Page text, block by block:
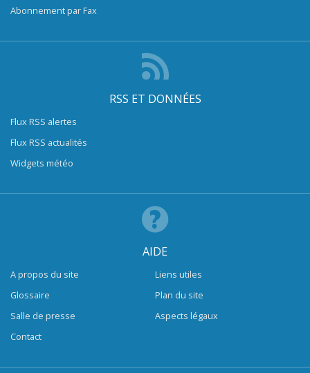
Abonnement par Fax
RSS ET DONNÉES
Flux RSS alertes
Flux RSS actualités
Widgets météo
AIDE
A propos du site
Glossaire
Salle de presse
Contact
Liens utiles
Plan du site
Aspects légaux